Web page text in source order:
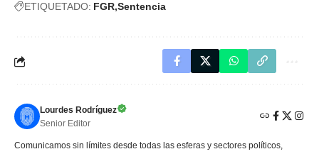
ETIQUETADO: FGR Sentencia
Lourdes Rodríguez
Senior Editor
Comunicamos sin límites desde todas las esferas y sectores políticos,